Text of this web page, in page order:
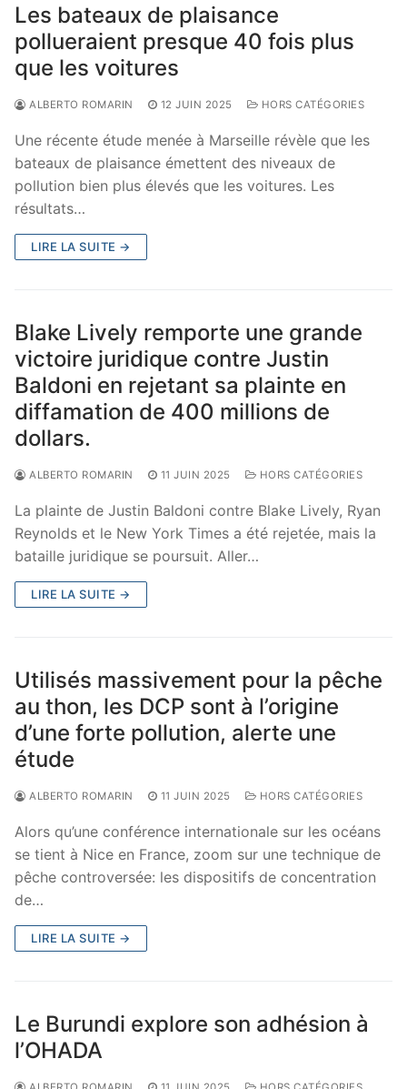
Les bateaux de plaisance
pollueraient presque 40 fois plus
que les voitures
ALBERTO ROMARIN 12 JUIN 2025 HORS CATÉGORIES
Une récente étude menée à Marseille révèle que les
bateaux de plaisance émettent des niveaux de
pollution bien plus élevés que les voitures. Les
résultats…
LIRE LA SUITE →
Blake Lively remporte une grande
victoire juridique contre Justin
Baldoni en rejetant sa plainte en
diffamation de 400 millions de
dollars.
ALBERTO ROMARIN 11 JUIN 2025 HORS CATÉGORIES
La plainte de Justin Baldoni contre Blake Lively, Ryan
Reynolds et le New York Times a été rejetée, mais la
bataille juridique se poursuit. Aller…
LIRE LA SUITE →
Utilisés massivement pour la pêche
au thon, les DCP sont à l’origine
d’une forte pollution, alerte une
étude
ALBERTO ROMARIN 11 JUIN 2025 HORS CATÉGORIES
Alors qu’une conférence internationale sur les océans
se tient à Nice en France, zoom sur une technique de
pêche controversée: les dispositifs de concentration
de…
LIRE LA SUITE →
Le Burundi explore son adhésion à
l’OHADA